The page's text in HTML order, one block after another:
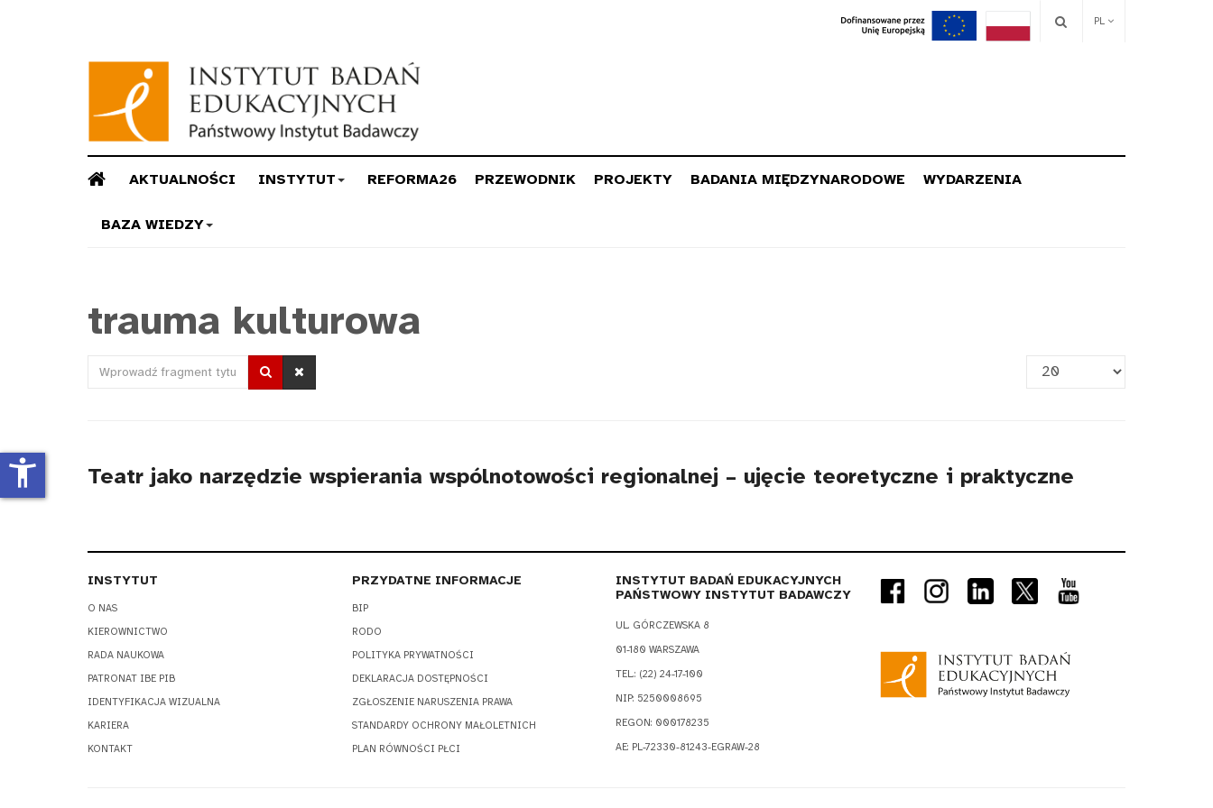
PL
AKTUALNOŚCI INSTYTUT REFORMA26 PRZEWODNIK PROJEKTY BADANIA MIĘDZYNARODOWE WYDARZENIA
BAZA WIEDZY
trauma kulturowa
Wprowadź
Pokaż
Teatr jako narzędzie wspierania wspólnotowości regionalnej – ujęcie teoretyczne i praktyczne
INSTYTUT
O NAS
KIEROWNICTWO
RADA NAUKOWA
PATRONAT IBE PIB
IDENTYFIKACJA WIZUALNA
KARIERA
KONTAKT
PRZYDATNE INFORMACJE
BIP
RODO
POLITYKA PRYWATNOŚCI
DEKLARACJA DOSTĘPNOŚCI
ZGŁOSZENIE NARUSZENIA PRAWA
STANDARDY OCHRONY MAŁOLETNICH
PLAN RÓWNOŚCI PŁCI
INSTYTUT BADAŃ EDUKACYJNYCH
PAŃSTWOWY INSTYTUT BADAWCZY
UL. GÓRCZEWSKA 8
01-180 WARSZAWA
TEL.: (22) 24-17-100
NIP: 5250008695
REGON: 000178235
AE: PL-72330-81243-EGRAW-28
accessibility_new